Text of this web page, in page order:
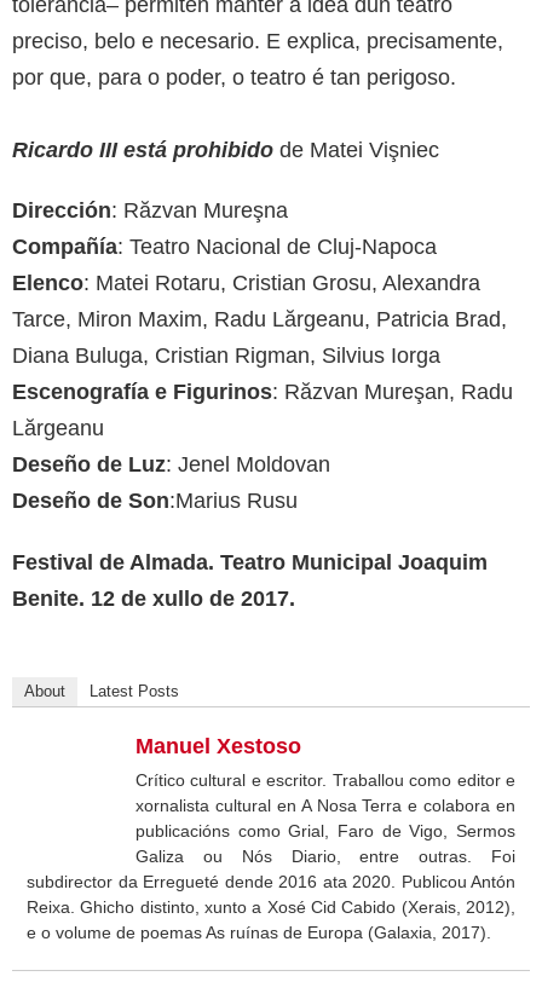
tolerancia– permiten manter a idea dun teatro
preciso, belo e necesario. E explica, precisamente,
por que, para o poder, o teatro é tan perigoso.
Ricardo III está prohibido de Matei Vişniec
Dirección: Răzvan Mureşna
Compañía: Teatro Nacional de Cluj-Napoca
Elenco: Matei Rotaru, Cristian Grosu, Alexandra
Tarce, Miron Maxim, Radu Lărgeanu, Patricia Brad,
Diana Buluga, Cristian Rigman, Silvius Iorga
Escenografía e Figurinos: Răzvan Mureşan, Radu
Lărgeanu
Deseño de Luz: Jenel Moldovan
Deseño de Son:Marius Rusu
Festival de Almada. Teatro Municipal Joaquim
Benite. 12 de xullo de 2017.
About Latest Posts
Manuel Xestoso
Crítico cultural e escritor. Traballou como editor e
xornalista cultural en A Nosa Terra e colabora en
publicacións como Grial, Faro de Vigo, Sermos
Galiza ou Nós Diario, entre outras. Foi
subdirector da Erregueté dende 2016 ata 2020. Publicou Antón
Reixa. Ghicho distinto, xunto a Xosé Cid Cabido (Xerais, 2012),
e o volume de poemas As ruínas de Europa (Galaxia, 2017).